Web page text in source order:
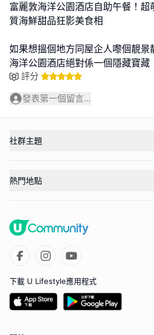
富麗敦海洋公園酒店自助午餐！
質海鮮甜品狂影美食相
如果想搵個地方同屋企人嚟個靚
海洋公園酒店絕對係一個隱藏寶藏
評分
發表第一個留言...
社群主題
熱門地點
下載 U Lifestyle應用程式